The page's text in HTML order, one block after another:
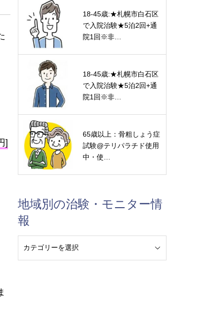
]
18-45歳:★札幌市白石区
で入院治験★5泊2回+通
院1回※非…
18-45歳:★札幌市白石区
で入院治験★5泊2回+通
院1回※非…
65歳以上：骨粗しょう症
試験@テリパラチド使用
中・使…
地域別の治験・モニター情
報